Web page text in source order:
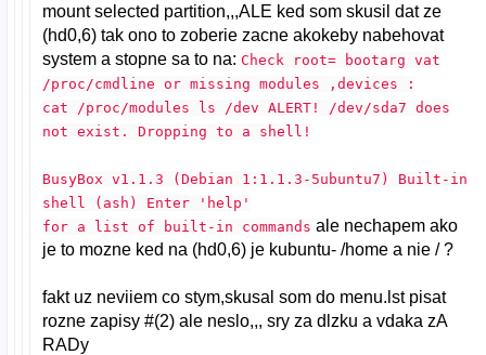
mount selected partition,,,ALE ked som skusil dat ze
(hd0,6) tak ono to zoberie zacne akokeby nabehovat
system a stopne sa to na:Check root= bootarg vat
/proc/cmdline or missing modules ,devices :
cat /proc/modules ls /dev ALERT! /dev/sda7 does
not exist. Dropping to a shell!
BusyBox v1.1.3 (Debian 1:1.1.3-5ubuntu7) Built-in
shell (ash) Enter 'help'
for a list of built-in commands ale nechapem ako
je to mozne ked na (hd0,6) je kubuntu- /home a nie / ?
fakt uz neviiem co stym,skusal som do menu.lst pisat
rozne zapisy #(2) ale neslo,,, sry za dlzku a vdaka zA
RADy